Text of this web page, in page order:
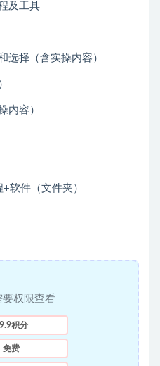
及工具
选择（含实操内容）
内容）
软件（文件夹）
要权限查看
积分
免费